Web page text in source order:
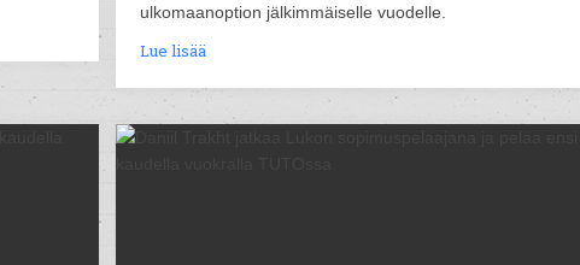
ulkomaanoption jälkimmäiselle vuodelle.
Lue lisää